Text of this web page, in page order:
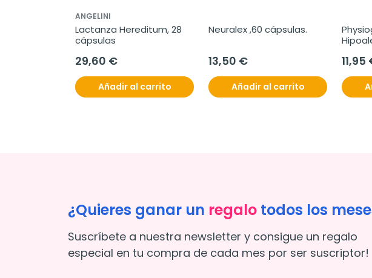
ANGELINI
Lactanza Hereditum, 28
cápsulas
29,60 €
Añadir al carrito
Neuralex ,60 cápsulas.
13,50 €
Añadir al carrito
11,95
¿Quieres ganar un regalo todos los
Suscríbete a nuestra newsletter y consigue un regalo
especial en tu compra de cada mes por ser suscriptor!